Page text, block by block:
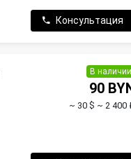
Консультация
В наличии
90
~ 30 $ ~ 2 400